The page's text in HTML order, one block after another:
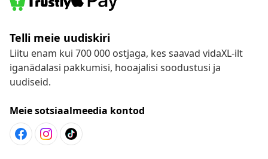
Telli meie uudiskiri
Liitu enam kui 700 000 ostjaga, kes saavad vidaXL-ilt
iganädalasi pakkumisi, hooajalisi soodustusi ja
uudiseid.
Meie sotsiaalmeedia kontod